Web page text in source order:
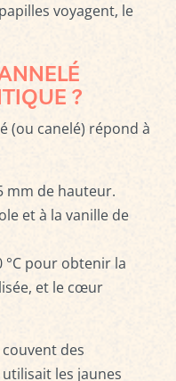
voyagent, le
?
(ou canelé) répond à
mm de hauteur.
et à la vanille de
°C pour obtenir la
et le cœur
des
les jaunes